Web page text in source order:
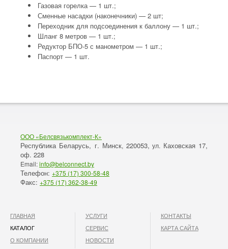
Газовая горелка — 1 шт.;
Сменные насадки (наконечники) — 2 шт;
Переходник для подсоединения к баллону — 1 шт.;
Шланг 8 метров — 1 шт.;
Редуктор БПО-5 с манометром — 1 шт.;
Паспорт — 1 шт.
ООО «Белсвязькомплект-К»
Республика Беларусь, г. Минск, 220053, ул. Каховская 17,
оф. 228
Email:info@belconnect.by
Телефон: +375 (17) 300-58-48
Факс: +375 (17) 362-38-49
ГЛАВНАЯ
КАТАЛОГ
О КОМПАНИИ
УСЛУГИ
СЕРВИС
НОВОСТИ
КОНТАКТЫ
КАРТА САЙТА